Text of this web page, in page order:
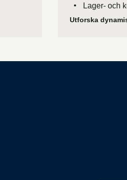
Lager- och
Utforska